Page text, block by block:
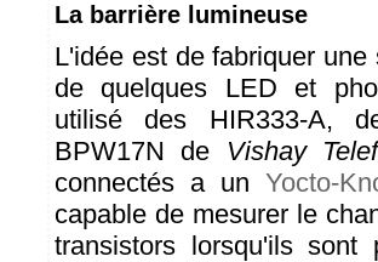
La barrière lumineuse
L'idée est de fabriquer
de quelques LED et
utilisé des HIR333-A,
BPW17N de Vishay
connectés a un Yocto-
capable de mesurer le
transistors lorsqu'ils